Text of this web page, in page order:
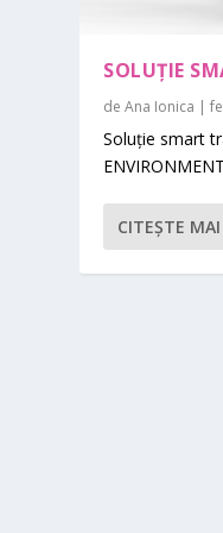
SOLUȚIE
deAna Ionica |
Soluție smart
CITEŞTE